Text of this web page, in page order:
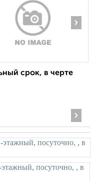
›
срок, в черте
›